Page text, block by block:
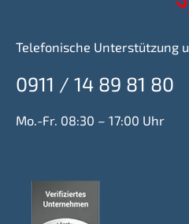
Telefonische Unterstützung
0911 / 14 89 81 80
Mo.-Fr. 08:30 – 17:00 Uhr